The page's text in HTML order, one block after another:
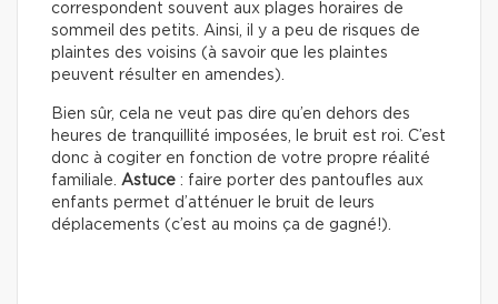
correspondent souvent aux plages horaires de
sommeil des petits. Ainsi, il y a peu de risques de
plaintes des voisins (à savoir que les plaintes
peuvent résulter en amendes).
Bien sûr, cela ne veut pas dire qu’en dehors des
heures de tranquillité imposées, le bruit est roi. C’est
donc à cogiter en fonction de votre propre réalité
familiale. Astuce : faire porter des pantoufles aux
enfants permet d’atténuer le bruit de leurs
déplacements (c’est au moins ça de gagné!).